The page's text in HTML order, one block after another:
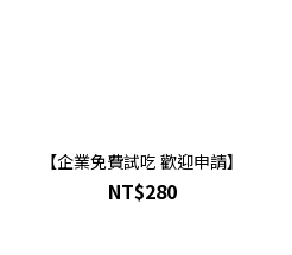
【企業免費試吃 歡迎申請】
NT$280